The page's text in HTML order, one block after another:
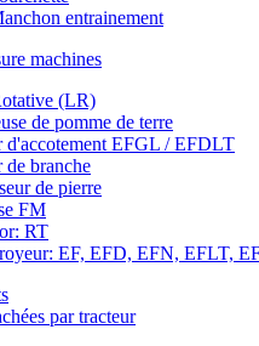
entrainement
machines
(LR)
de pomme de terre
d'accotement EFGL / EFDLT
de branche
de pierre
FM
RT
EF, EFD, EFN, EFLT,
par tracteur